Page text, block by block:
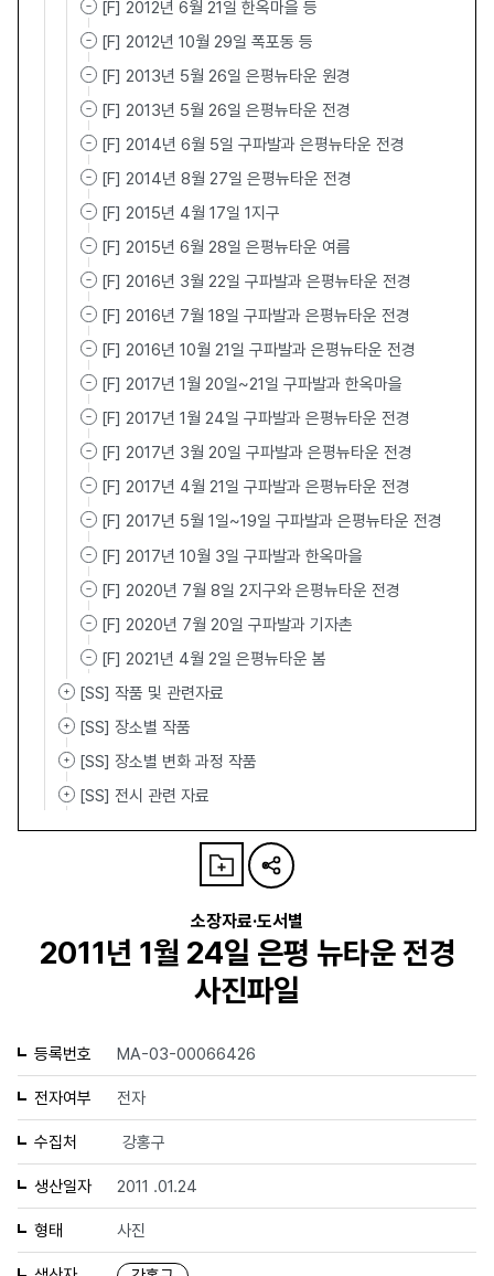
[F] 2012년 6월 21일 한옥마을 등
[F] 2012년 10월 29일 폭포동 등
[F] 2013년 5월 26일 은평뉴타운 원경
[F] 2013년 5월 26일 은평뉴타운 전경
[F] 2014년 6월 5일 구파발과 은평뉴타운 전경
[F] 2014년 8월 27일 은평뉴타운 전경
[F] 2015년 4월 17일 1지구
[F] 2015년 6월 28일 은평뉴타운 여름
[F] 2016년 3월 22일 구파발과 은평뉴타운 전경
[F] 2016년 7월 18일 구파발과 은평뉴타운 전경
[F] 2016년 10월 21일 구파발과 은평뉴타운 전경
[F] 2017년 1월 20일~21일 구파발과 한옥마을
[F] 2017년 1월 24일 구파발과 은평뉴타운 전경
[F] 2017년 3월 20일 구파발과 은평뉴타운 전경
[F] 2017년 4월 21일 구파발과 은평뉴타운 전경
[F] 2017년 5월 1일~19일 구파발과 은평뉴타운 전경
[F] 2017년 10월 3일 구파발과 한옥마을
[F] 2020년 7월 8일 2지구와 은평뉴타운 전경
[F] 2020년 7월 20일 구파발과 기자촌
[F] 2021년 4월 2일 은평뉴타운 봄
[SS] 작품 및 관련자료
[SS] 장소별 작품
[SS] 장소별 변화 과정 작품
[SS] 전시 관련 자료
소장자료·도서별
2011년 1월 24일 은평 뉴타운 전경
사진파일
등록번호 MA-03-00066426
전자여부 전자
수집처 강홍구
생산일자 2011 .01.24
형태 사진